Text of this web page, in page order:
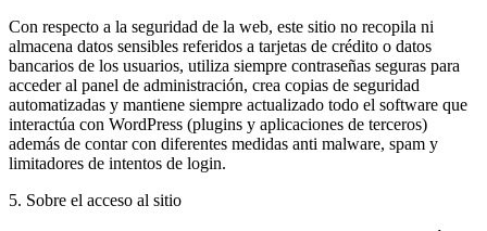
Con respecto a la seguridad de la web, este sitio no recopila ni
almacena datos sensibles referidos a tarjetas de crédito o datos
bancarios de los usuarios, utiliza siempre contraseñas seguras para
acceder al panel de administración, crea copias de seguridad
automatizadas y mantiene siempre actualizado todo el software que
interactúa con WordPress (plugins y aplicaciones de terceros)
además de contar con diferentes medidas anti malware, spam y
limitadores de intentos de login.
5. Sobre el acceso al sitio